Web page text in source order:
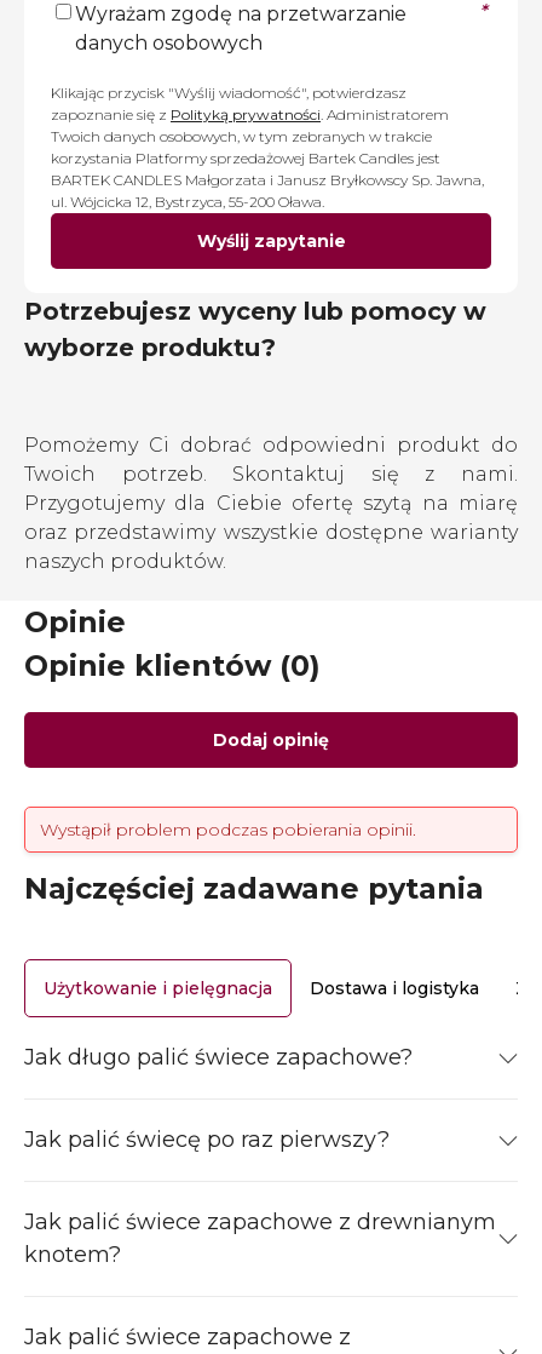
Wyrażam zgodę na przetwarzanie
danych osobowych
*
Klikając przycisk "Wyślij wiadomość", potwierdzasz
zapoznanie się z Polityką prywatności. Administratorem
Twoich danych osobowych, w tym zebranych w trakcie
korzystania Platformy sprzedażowej Bartek Candles jest
BARTEK CANDLES Małgorzata i Janusz Bryłkowscy Sp. Jawna,
ul. Wójcicka 12, Bystrzyca, 55-200 Oława.
Wyślij zapytanie
Potrzebujesz wyceny lub pomocy w
wyborze produktu?
Pomożemy Ci dobrać odpowiedni produkt do
Twoich potrzeb. Skontaktuj się z nami.
Przygotujemy dla Ciebie ofertę szytą na miarę
oraz przedstawimy wszystkie dostępne warianty
naszych produktów.
Opinie
Opinie klientów (0)
Dodaj opinię
Wystąpił problem podczas pobierania opinii.
Najczęściej zadawane pytania
Użytkowanie i pielęgnacja Dostawa i logistyka
Jak długo palić świece zapachowe?
Jak palić świecę po raz pierwszy?
Jak palić świece zapachowe z drewnianym
knotem?
Jak palić świece zapachowe z